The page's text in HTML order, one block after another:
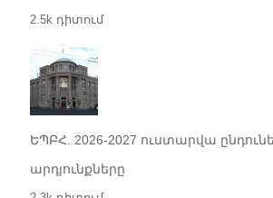
2.5k դիտում
ԵՊԲՀ. 2026-2027 ուստարվա
արդյունքները